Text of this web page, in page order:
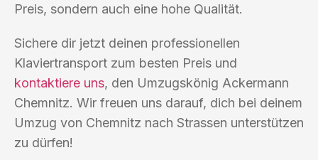
Preis, sondern auch eine hohe Qualität.
Sichere dir jetzt deinen professionellen
Klaviertransport zum besten Preis und
kontaktiere uns, den Umzugskönig Ackermann
Chemnitz. Wir freuen uns darauf, dich bei deinem
Umzug von Chemnitz nach Strassen unterstützen
zu dürfen!